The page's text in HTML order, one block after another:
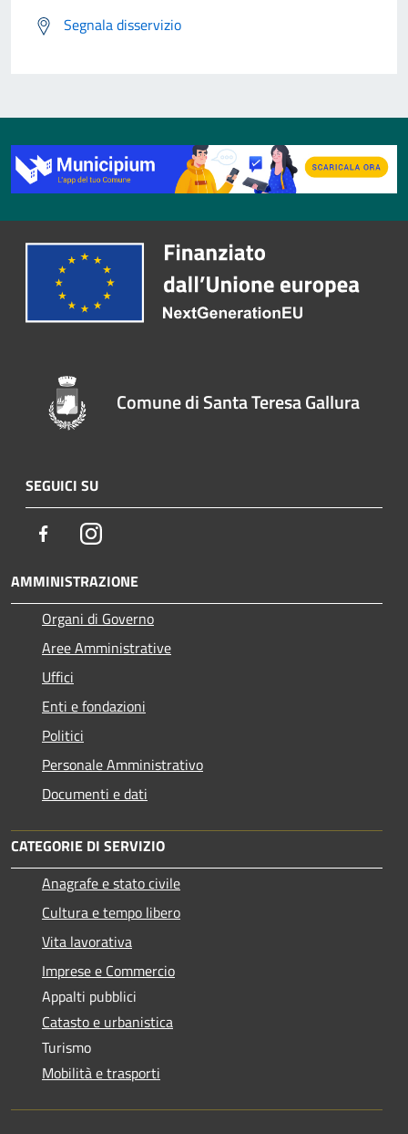
Segnala disservizio
Comune di Santa Teresa Gallura
SEGUICI SU
FacebookInstagram
AMMINISTRAZIONE
Organi di Governo
Aree Amministrative
Uffici
Enti e fondazioni
Politici
Personale Amministrativo
Documenti e dati
CATEGORIE DI SERVIZIO
Anagrafe e stato civile
Cultura e tempo libero
Vita lavorativa
Imprese e Commercio
Appalti pubblici
Catasto e urbanistica
Turismo
Mobilità e trasporti